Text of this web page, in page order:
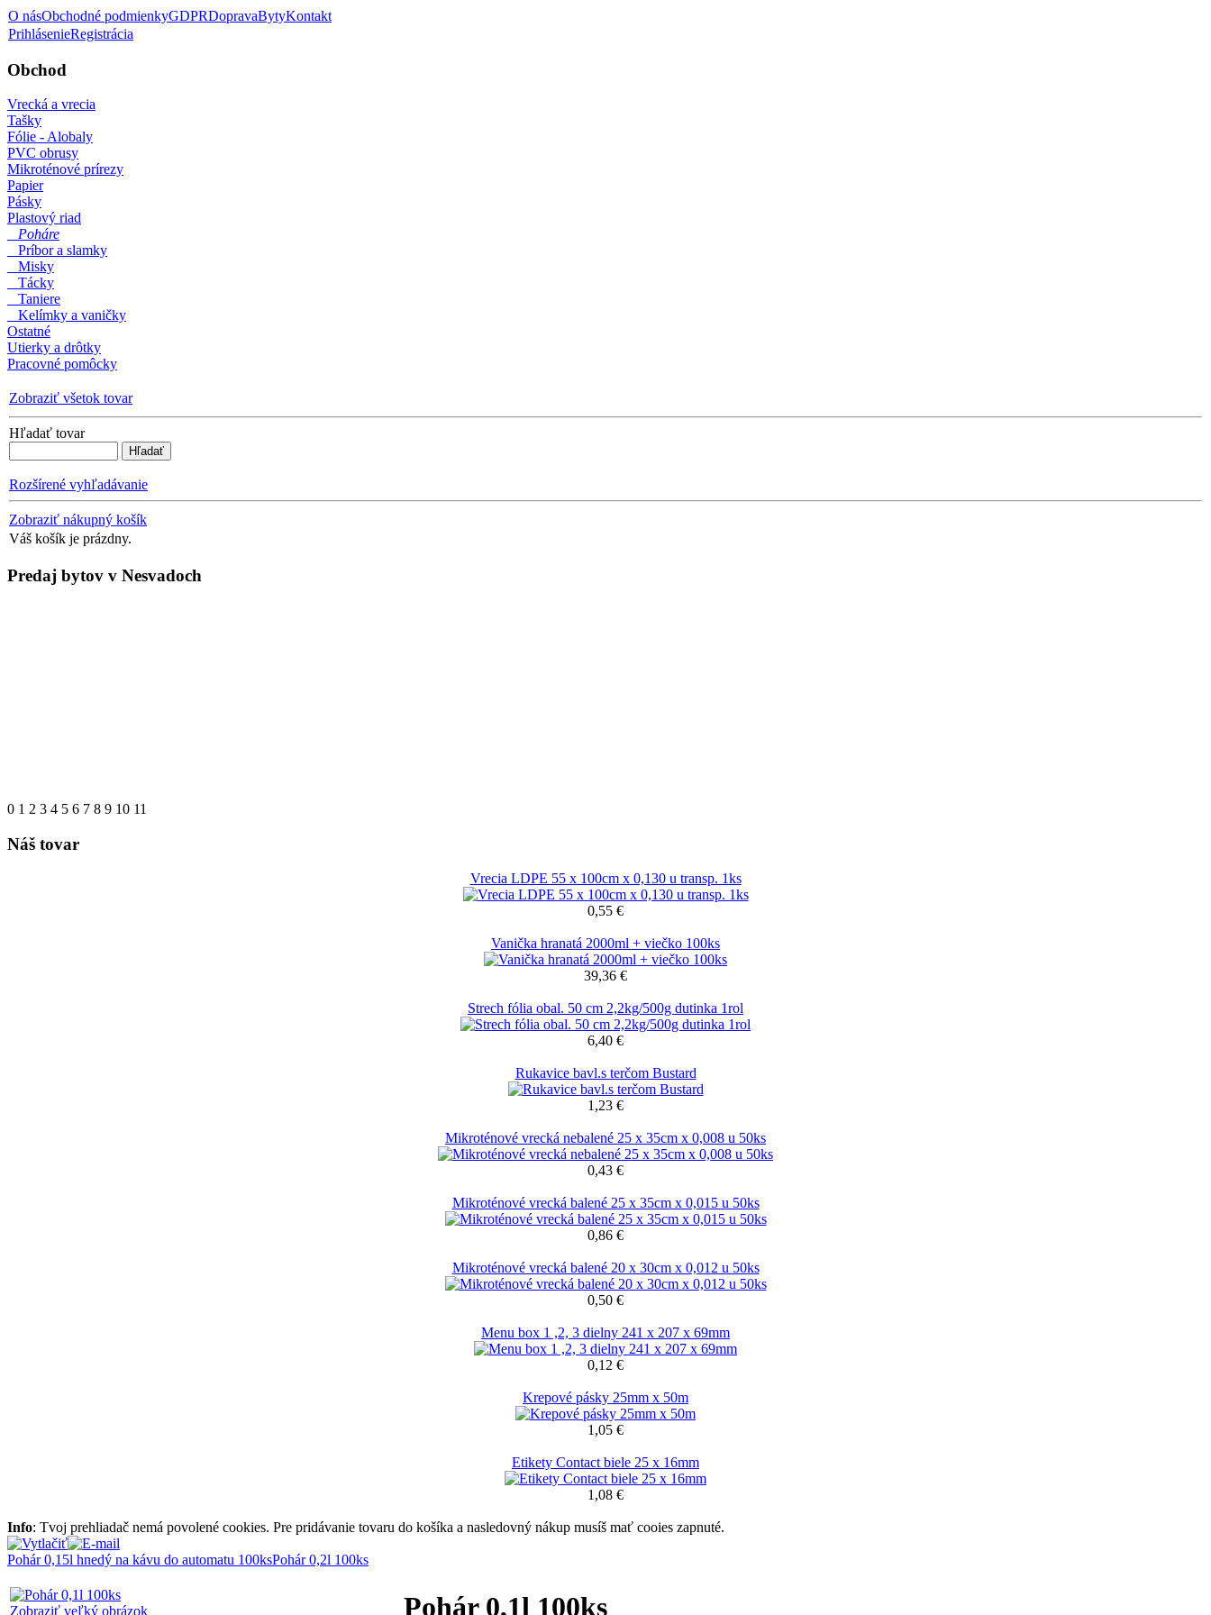
O násObchodné podmienkyGDPRDopravaBytyKontakt
PrihlásenieRegistrácia
Obchod
Vrecká a vrecia
Tašky
Fólie - Alobaly
PVC obrusy
Mikroténové prírezy
Papier
Pásky
Plastový riad
Poháre
Príbor a slamky
Misky
Tácky
Taniere
Kelímky a vaničky
Ostatné
Utierky a drôtky
Pracovné pomôcky
Zobraziť všetok tovar
Hľadať tovar
Rozšírené vyhľadávanie
Zobraziť nákupný košík
Váš košík je prázdny.
Predaj bytov v Nesvadoch
0 1 2 3 4 5 6 7 8 9 10 11
Náš tovar
Vrecia LDPE 55 x 100cm x 0,130 u transp. 1ks
0,55 €
Vanička hranatá 2000ml + viečko 100ks
39,36 €
Strech fólia obal. 50 cm 2,2kg/500g dutinka 1rol
6,40 €
Rukavice bavl.s terčom Bustard
1,23 €
Mikroténové vrecká nebalené 25 x 35cm x 0,008 u 50ks
0,43 €
Mikroténové vrecká balené 25 x 35cm x 0,015 u 50ks
0,86 €
Mikroténové vrecká balené 20 x 30cm x 0,012 u 50ks
0,50 €
Menu box 1 ,2, 3 dielny 241 x 207 x 69mm
0,12 €
Krepové pásky 25mm x 50m
1,05 €
Etikety Contact biele 25 x 16mm
1,08 €
Info: Tvoj prehliadač nemá povolené cookies. Pre pridávanie tovaru do košíka a nasledovný nákup musíš mať cooies zapnuté.
Pohár 0,15l hnedý na kávu do automatu 100ksPohár 0,2l 100ks
Zobraziť veľký obrázok Pohár 0,1l 100ks